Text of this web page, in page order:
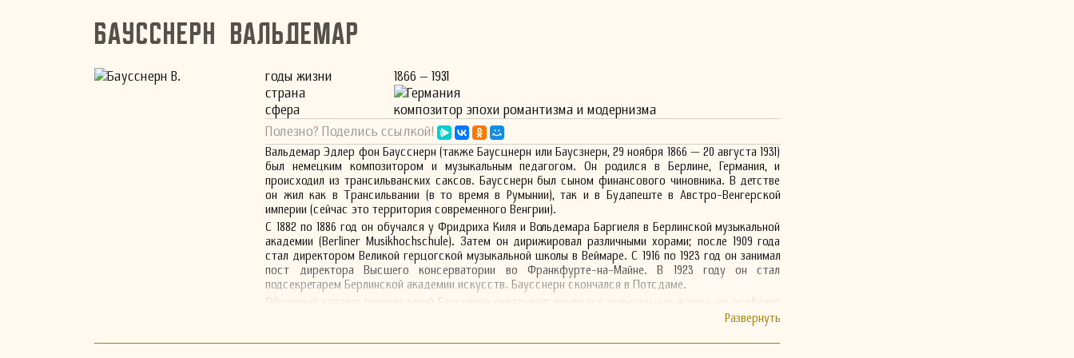
Баусснерн Вальдемар
годы жизни
1866 – 1931
страна
Германия
сфера
композитор эпохи романтизма и модернизма
Полезно? Поделись ссылкой!
Вальдемар Эдлер фон Баусснерн (также Баусцнерн или Баусзнерн, 29 ноября 1866 — 20 августа 1931)
был немецким композитором и музыкальным педагогом. Он родился в Берлине, Германия, и
происходил из трансильванских саксов. Баусснерн был сыном финансового чиновника. В детстве
он жил как в Трансильвании (в то время в Румынии), так и в Будапеште в Австро-Венгерской
империи (сейчас это территория современного Венгрии).
С 1882 по 1886 год он обучался у Фридриха Киля и Вольдемара Баргиеля в Берлинской музыкальной
академии (Berliner Musikhochschule). Затем он дирижировал различными хорами; после 1909 года
стал директором Великой герцогской музыкальной школы в Веймаре. С 1916 по 1923 год он занимал
пост директора Высшего консерватории во Франкфурте-на-Майне. В 1923 году он стал
подсекретарем Берлинской академии искусств. Баусснерн скончался в Потсдаме.
Обширный каталог произведений Бауснерна охватывает почти все музыкальные жанры, но особенно
акцентирует внимание на хоровой, симфонической и оркестровой композиции. Как композитор,
инструментальной музыке; поэзия Иоганна Вольфганга фон Гёте стала особенно важным